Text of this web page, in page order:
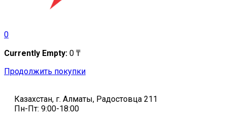
0
Currently Empty: 0 ₸
Продолжить покупки
Казахстан, г. Алматы, Радостовца 211
Пн-Пт: 9:00-18:00